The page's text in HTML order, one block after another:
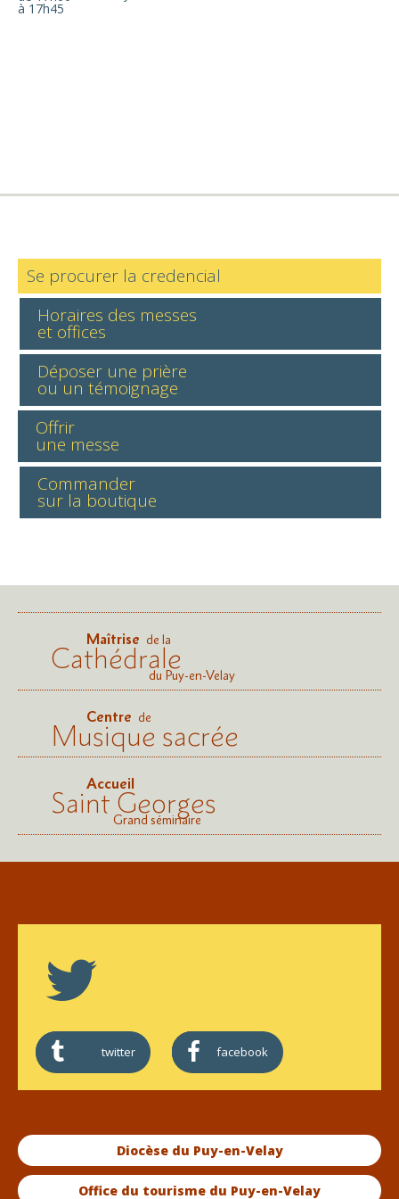
à 17h45
Se procurer la credencial
Horaires des messes
et offices
Déposer une prière
ou un témoignage
Offrir
une messe
Commander
sur la boutique
Maîtrise de la
Cathédraledu Puy-en-Velay
Centre de
Musique sacrée
Accueil
Saint Georges
Grand séminaire
twitter facebook
Diocèse du Puy-en-Velay
Office du tourisme du Puy-en-Velay